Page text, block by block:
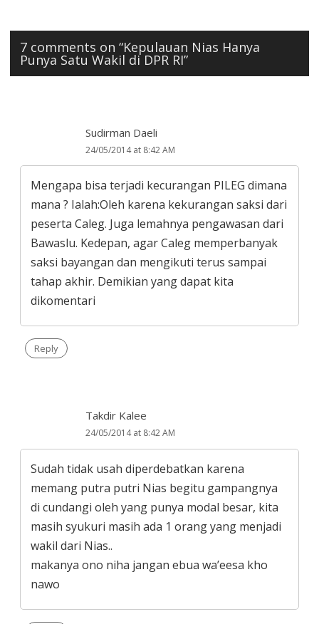
7 comments on “Kepulauan Nias Hanya
Punya Satu Wakil di DPR RI”
Sudirman Daeli
24/05/2014 at 8:42 AM
Mengapa bisa terjadi kecurangan PILEG dimana
mana ? Ialah:Oleh karena kekurangan saksi dari
peserta Caleg. Juga lemahnya pengawasan dari
Bawaslu. Kedepan, agar Caleg memperbanyak
saksi bayangan dan mengikuti terus sampai
tahap akhir. Demikian yang dapat kita
dikomentari
Reply
Takdir Kalee
24/05/2014 at 8:42 AM
Sudah tidak usah diperdebatkan karena
memang putra putri Nias begitu gampangnya
di cundangi oleh yang punya modal besar, kita
masih syukuri masih ada 1 orang yang menjadi
wakil dari Nias..
makanya ono niha jangan ebua wa’eesa kho
nawo